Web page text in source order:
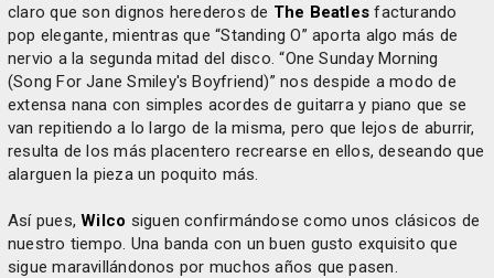
claro que son dignos herederos de The Beatles facturando
pop elegante, mientras que “Standing O” aporta algo más de
nervio a la segunda mitad del disco. “One Sunday Morning
(Song For Jane Smiley's Boyfriend)” nos despide a modo de
extensa nana con simples acordes de guitarra y piano que se
van repitiendo a lo largo de la misma, pero que lejos de aburrir,
resulta de los más placentero recrearse en ellos, deseando que
alarguen la pieza un poquito más.
Así pues,Wilco siguen confirmándose como unos clásicos de
nuestro tiempo. Una banda con un buen gusto exquisito que
sigue maravillándonos por muchos años que pasen.